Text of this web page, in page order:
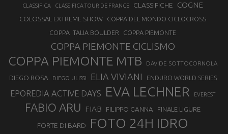
CLASSIFICA CLASSIFICA TOUR DE FRANCE CLASSIFICHE COGNE
COLOSSAL EXTREME SHOW
COPPA DEL MONDO CICLOCROSS
COPPA ITALIA BOULDER
COPPA PIEMONTE
COPPA PIEMONTE CICLISMO
COPPA PIEMONTE MTB DAVIDE SOTTOCORNOLA
DIEGO ROSA DIEGO ULISSI ELIA VIVIANI ENDURO WORLD SERIES
EPOREDIA ACTIVE DAYS EVA LECHNER EVEREST
FABIO ARU FIAB FILIPPO GANNA FINALE LIGURE
FORTE DI BARD FOTO 24H IDRO